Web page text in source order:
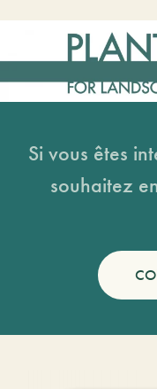
Si vous êtes
souhaitez